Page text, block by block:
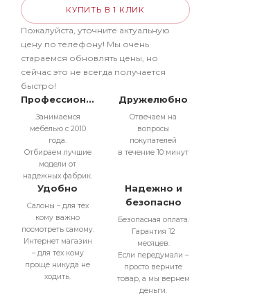
КУПИТЬ В 1 КЛИК
Пожалуйста, уточните актуальную
цену по телефону! Мы очень
стараемся обновлять цены, но
сейчас это не всегда получается
быстро!
Профессионально
Занимаемся
мебелью с 2010
года.
Отбираем лучшие
модели от
надежных фабрик.
Дружелюбно
Отвечаем на
вопросы
покупателей
в течение 10 минут
Удобно
Салоны – для тех
кому важно
посмотреть самому.
Интернет магазин
– для тех кому
проще никуда не
ходить.
Надежно и
безопасно
Безопасная оплата.
Гарантия 12
месяцев.
Если передумали –
просто верните
товар, а мы вернем
деньги.